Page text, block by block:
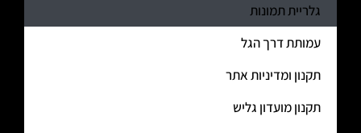
גלריית תמונות
עמותת דרך הגל
תקנון ומדיניות אתר
תקנון מועדון גליש